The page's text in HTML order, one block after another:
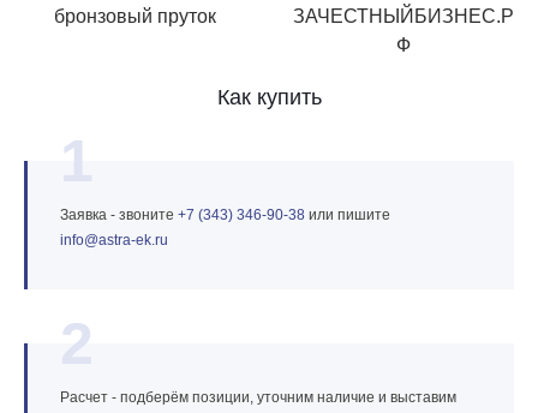
бронзовый пруток
ЗАЧЕСТНЫЙБИЗНЕС.Р
Ф
Как купить
1
Заявка - звоните +7 (343) 346‑90‑38 или пишите
info@astra‑ek.ru
2
Расчет - подберём позиции, уточним наличие и выставим